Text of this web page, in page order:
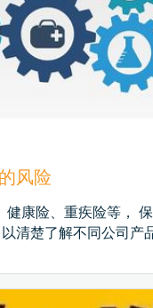
风险
康险、重疾险等，
清楚了解不同公司产